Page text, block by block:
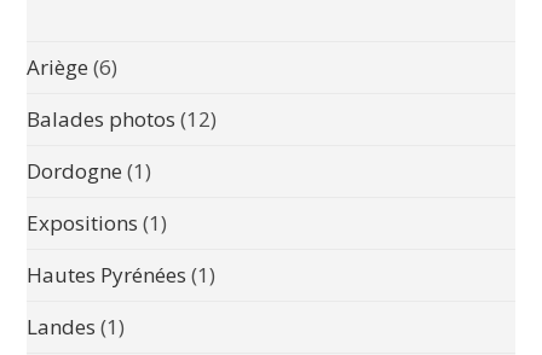
Ariège (6)
Balades photos (12)
Dordogne (1)
Expositions (1)
Hautes Pyrénées (1)
Landes (1)